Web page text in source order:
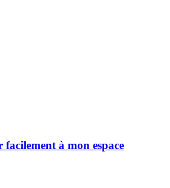
facilement à mon espace